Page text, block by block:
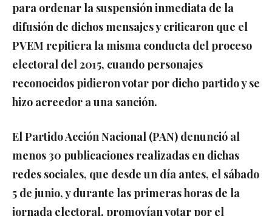
para ordenar la suspensión inmediata de la
difusión de dichos mensajes y criticaron que el
PVEM repitiera la misma conducta del proceso
electoral del 2015, cuando personajes
reconocidos pidieron votar por dicho partido y se
hizo acreedor a una sanción.
El Partido Acción Nacional (PAN) denunció al
menos 30 publicaciones realizadas en dichas
redes sociales, que desde un día antes, el sábado
5 de junio, y durante las primeras horas de la
jornada electoral, promovían votar por el